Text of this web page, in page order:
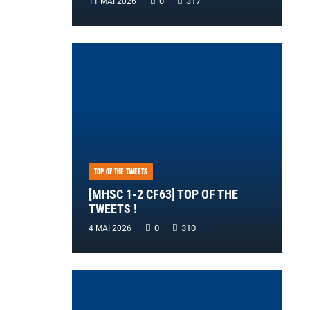
TOP OF THE TWEETS
[MHSC 1-2 CF63] TOP OF THE
TWEETS !
4 MAI 2026 0 310